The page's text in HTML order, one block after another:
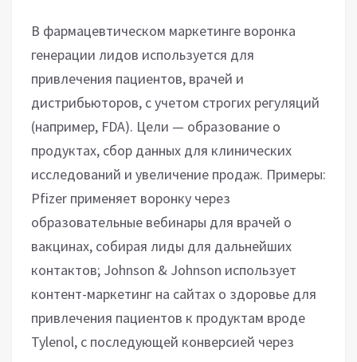
В фармацевтическом маркетинге воронка
генерации лидов используется для
привлечения пациентов, врачей и
дистрибьюторов, с учетом строгих регуляций
(например, FDA). Цели — образование о
продуктах, сбор данных для клинических
исследований и увеличение продаж. Примеры:
Pfizer применяет воронку через
образовательные вебинары для врачей о
вакцинах, собирая лиды для дальнейших
контактов; Johnson & Johnson использует
контент-маркетинг на сайтах о здоровье для
привлечения пациентов к продуктам вроде
Tylenol, с последующей конверсией через